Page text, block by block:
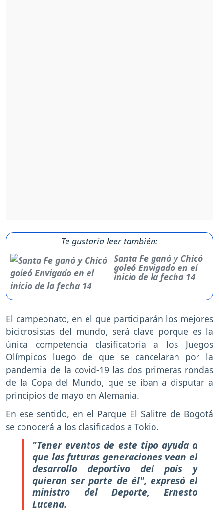
Te gustaría leer también:
Santa Fe ganó y Chicó
goleó Envigado en el
inicio de la fecha 14
El campeonato, en el que participarán los mejores
bicicrosistas del mundo, será clave porque es la
única competencia clasificatoria a los Juegos
Olímpicos luego de que se cancelaran por la
pandemia de la covid-19 las dos primeras rondas
de la Copa del Mundo, que se iban a disputar a
principios de mayo en Alemania.
En ese sentido, en el Parque El Salitre de Bogotá
se conocerá a los clasificados a Tokio.
"Tener eventos de este tipo ayuda a
que las futuras generaciones vean el
desarrollo deportivo del país y
quieran ser parte de él", expresó el
ministro del Deporte, Ernesto
Lucena.